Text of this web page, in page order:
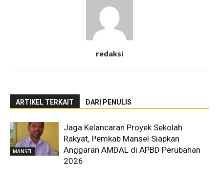
redaksi
ARTIKEL TERKAIT DARI PENULIS
MANSEL
Jaga Kelancaran Proyek Sekolah
Rakyat, Pemkab Mansel Siapkan
Anggaran AMDAL di APBD Perubahan
2026